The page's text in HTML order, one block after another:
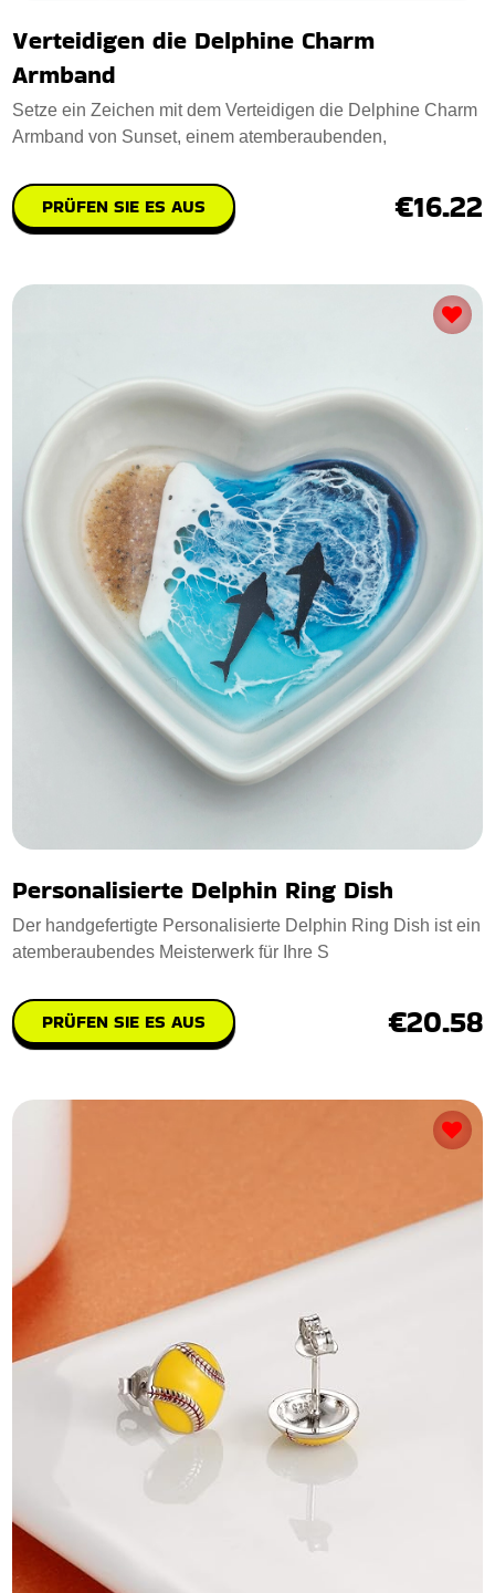
Verteidigen die Delphine Charm
Armband
Setze ein Zeichen mit dem Verteidigen die Delphine Charm
Armband von Sunset, einem atemberaubenden,
PRÜFEN SIE ES AUS €16.22
Personalisierte Delphin Ring Dish
Der handgefertigte Personalisierte Delphin Ring Dish ist ein
atemberaubendes Meisterwerk für Ihre S
PRÜFEN SIE ES AUS €20.58